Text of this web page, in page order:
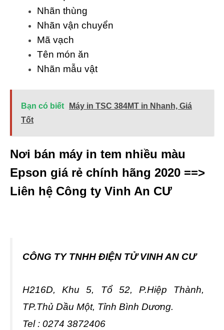
Nhãn thùng
Nhãn vận chuyển
Mã vạch
Tên món ăn
Nhãn mẫu vật
Bạn có biết
Máy in TSC 384MT in Nhanh, Giá
Tốt
Nơi bán máy in tem nhiều màu
Epson giá rẻ chính hãng 2020 ==>
Liên hệ Công ty Vinh An CƯ
CÔNG TY TNHH ĐIỆN TỬ VINH AN CƯ
H216D, Khu 5, Tổ 52, P.Hiệp Thành,
TP.Thủ Dầu Một, Tỉnh Bình Dương.
Tel : 0274 3872406